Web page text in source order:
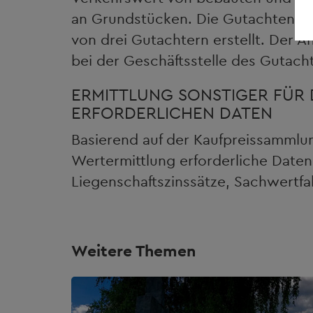
an Grundstücken. Die Gutachten
von drei Gutachtern erstellt. Der
bei der Geschäftsstelle des
ERMITTLUNG SONSTIGER
ERFORDERLICHEN DATEN
Basierend auf der
Wertermittlung erforderliche
Liegenschaftszinssätze,
Weitere Themen